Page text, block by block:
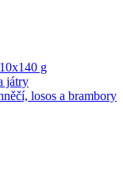
g
játry
losos a brambory